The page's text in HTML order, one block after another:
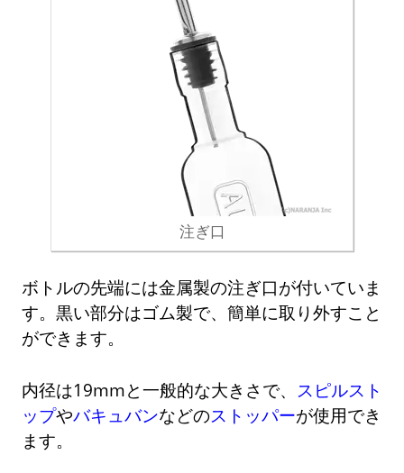
注ぎ口
ボトルの先端には金属製の注ぎ口が付いていま
す。黒い部分はゴム製で、簡単に取り外すこと
ができます。
内径は19mmと一般的な大きさで、 スピルスト
ップやバキュバンなどのストッパーが使用でき
ます。